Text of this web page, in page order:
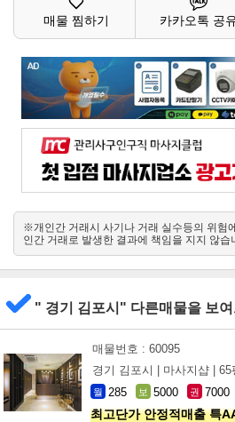
매물 찜하기 카카오톡 공
※개인간 거래시 사기나 거래 실수등의 위험
인간 거래로 발생한 결과에 책임을 지지 않습
" 경기 김포시" 다른매물을 보
매물번호 : 60095
경기 김포시 |
마사지샵 | 65
월 285 보 5000 권 7000
최고단가 안정적매출 특